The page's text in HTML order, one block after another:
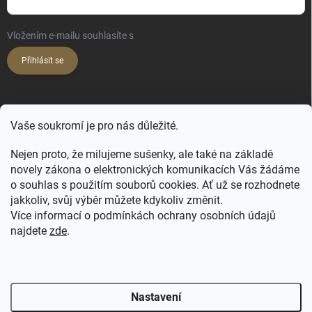
Vaše soukromí je pro nás důležité.
Nejen proto, že milujeme sušenky, ale také na základě
novely zákona o elektronických komunikacích Vás žádáme
o souhlas s použitím souborů cookies. Ať už se rozhodnete
jakkoliv, svůj výběr můžete kdykoliv změnit.
Více informací o podmínkách ochrany osobních údajů
najdete zde.
Nastavení
Vložením e-mailu souhlasíte s
Přihlásit se
+420 606 088 250